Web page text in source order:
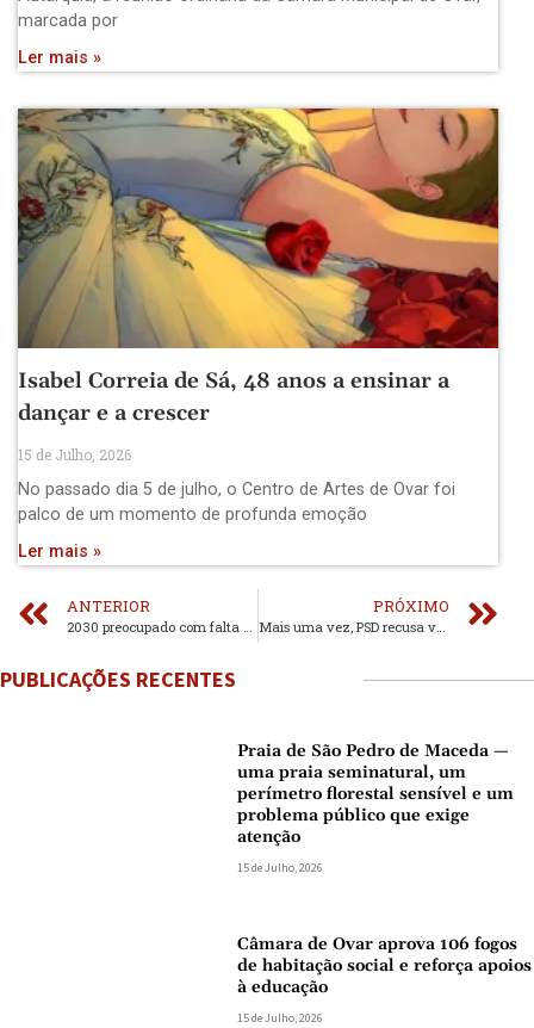
marcada por
Ler mais »
Isabel Correia de Sá, 48 anos a ensinar a
dançar e a crescer
15 de Julho, 2026
No passado dia 5 de julho, o Centro de Artes de Ovar foi
palco de um momento de profunda emoção
Ler mais »
ANTERIOR
2030 preocupado com falta de luz no Parque Urbano de Ovar
PRÓXIMO
Mais uma vez, PSD recusa votar obras de edificação na reunião de Câmara
PUBLICAÇÕES RECENTES
Praia de São Pedro de Maceda —
uma praia seminatural, um
perímetro florestal sensível e um
problema público que exige
atenção
15 de Julho, 2026
Câmara de Ovar aprova 106 fogos
de habitação social e reforça apoios
à educação
15 de Julho, 2026